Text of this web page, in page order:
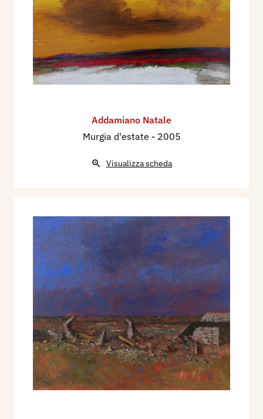
Addamiano Natale
Murgia d'estate - 2005
Visualizza scheda